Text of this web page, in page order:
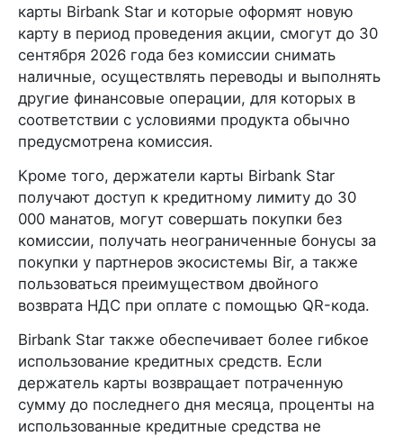
карты Birbank Star и которые оформят новую
карту в период проведения акции, смогут до 30
сентября 2026 года без комиссии снимать
наличные, осуществлять переводы и выполнять
другие финансовые операции, для которых в
соответствии с условиями продукта обычно
предусмотрена комиссия.
Кроме того, держатели карты Birbank Star
получают доступ к кредитному лимиту до 30
000 манатов, могут совершать покупки без
комиссии, получать неограниченные бонусы за
покупки у партнеров экосистемы Bir, а также
пользоваться преимуществом двойного
возврата НДС при оплате с помощью QR-кода.
Birbank Star также обеспечивает более гибкое
использование кредитных средств. Если
держатель карты возвращает потраченную
сумму до последнего дня месяца, проценты на
использованные кредитные средства не